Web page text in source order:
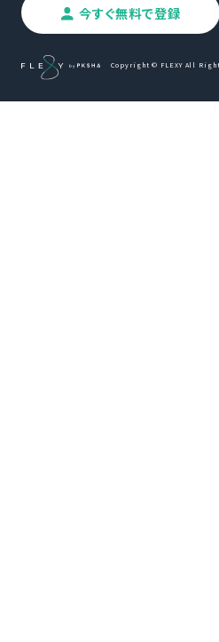
今すぐ無料で登録
Copyright © FLEXY All